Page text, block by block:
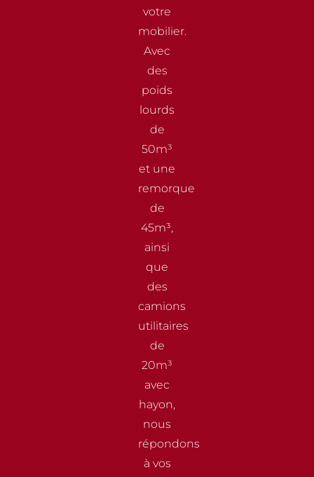
votre
mobilier.
Avec
des
poids
lourds
de
50m³
et une
remorque
de
45m³,
ainsi
que
des
camions
utilitaires
de
20m³
avec
hayon,
nous
répondons
à vos